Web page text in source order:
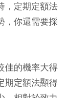
，定期定額法
，你還需要採
佳的機率大得
期定額法顯得